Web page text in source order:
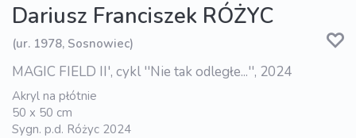
Dariusz Franciszek RÓŻYC
(ur. 1978, Sosnowiec)
MAGIC FIELD II', cykl ''Nie tak odległe...'', 2024
Akryl na płótnie
50 x 50 cm
Sygn. p.d. Różyc 2024